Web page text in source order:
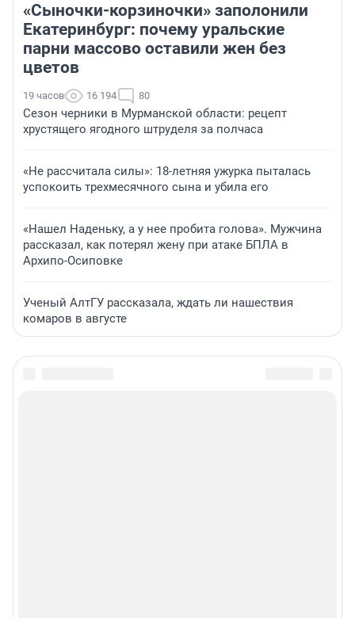
«Сыночки-корзиночки» заполонили
Екатеринбург: почему уральские
парни массово оставили жен без
цветов
19 часов 16 194 80
Сезон черники в Мурманской области: рецепт
хрустящего ягодного штруделя за полчаса
«Не рассчитала силы»: 18-летняя ужурка пыталась
успокоить трехмесячного сына и убила его
«Нашел Наденьку, а у нее пробита голова». Мужчина
рассказал, как потерял жену при атаке БПЛА в
Архипо-Осиповке
Ученый АлтГУ рассказала, ждать ли нашествия
комаров в августе